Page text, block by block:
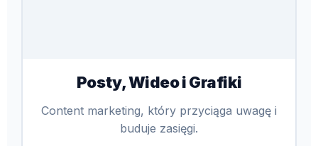
Posty, Wideo i Grafiki
Content marketing, który przyciąga uwagę i
buduje zasięgi.